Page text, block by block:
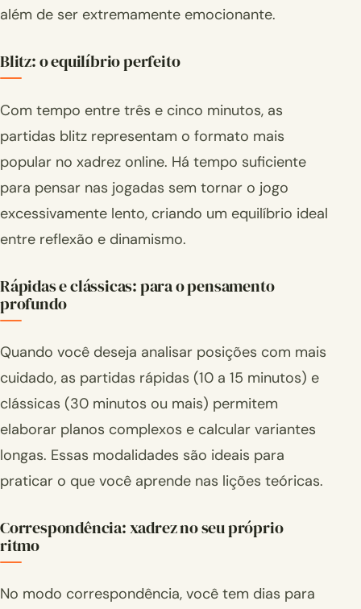
além de ser extremamente emocionante.
Blitz: o equilíbrio perfeito
Com tempo entre três e cinco minutos, as
partidas blitz representam o formato mais
popular no xadrez online. Há tempo suficiente
para pensar nas jogadas sem tornar o jogo
excessivamente lento, criando um equilíbrio ideal
entre reflexão e dinamismo.
Rápidas e clássicas: para o pensamento
profundo
Quando você deseja analisar posições com mais
cuidado, as partidas rápidas (10 a 15 minutos) e
clássicas (30 minutos ou mais) permitem
elaborar planos complexos e calcular variantes
longas. Essas modalidades são ideais para
praticar o que você aprende nas lições teóricas.
Correspondência: xadrez no seu próprio
ritmo
No modo correspondência, você tem dias para